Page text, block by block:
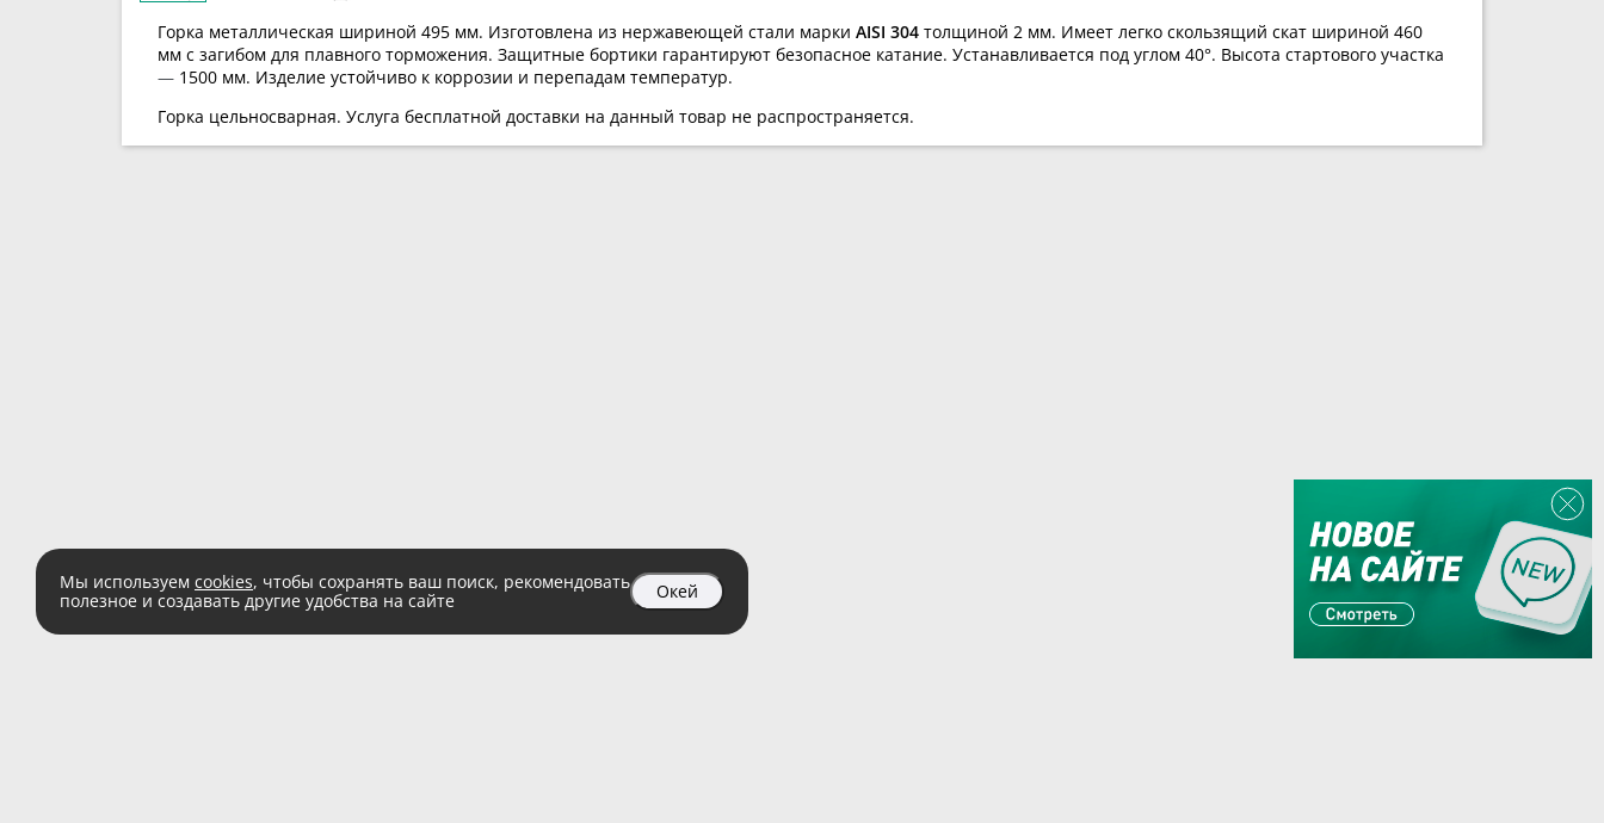
Горка металлическая шириной 495 мм. Изготовлена из нержавеющей стали марки AISI 304 толщиной 2 мм. Имеет легко скользящий скат шириной 460
мм с загибом для плавного торможения. Защитные бортики гарантируют безопасное катание. Устанавливается под углом 40°. Высота стартового участка
— 1500 мм. Изделие устойчиво к коррозии и перепадам температур.
Горка цельносварная. Услуга бесплатной доставки на данный товар не распространяется.
Мы используем cookies, чтобы сохранять ваш поиск, рекомендовать
полезное и создавать другие удобства на сайте
Окей